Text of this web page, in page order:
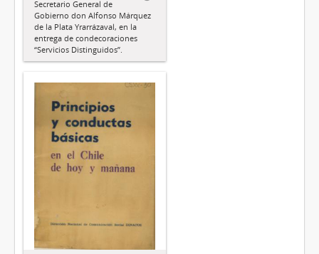
Secretario General de
Gobierno don Alfonso Márquez
de la Plata Yrarrázaval, en la
entrega de condecoraciones
“Servicios Distinguidos”.